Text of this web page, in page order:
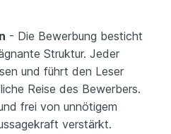
- Die Bewerbung besticht
Struktur. Jeder
und führt den Leser
Reise des Bewerbers.
frei von unnötigem
verstärkt.